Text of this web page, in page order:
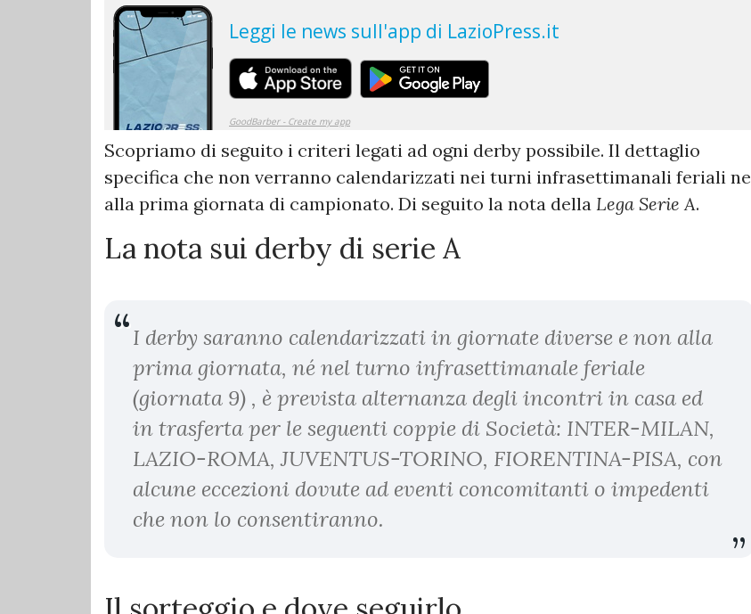
Scopriamo di seguito i criteri legati ad ogni derby possibile. Il dettaglio
specifica che non verranno calendarizzati nei turni infrasettimanali feriali ne
alla prima giornata di campionato. Di seguito la nota della Lega Serie A.
La nota sui derby di serie A
I derby saranno calendarizzati in giornate diverse e non alla
prima giornata, né nel turno infrasettimanale feriale
(giornata 9) , è prevista alternanza degli incontri in casa ed
in trasferta per le seguenti coppie di Società: INTER-MILAN,
LAZIO-ROMA, JUVENTUS-TORINO, FIORENTINA-PISA, con
alcune eccezioni dovute ad eventi concomitanti o impedenti
che non lo consentiranno.